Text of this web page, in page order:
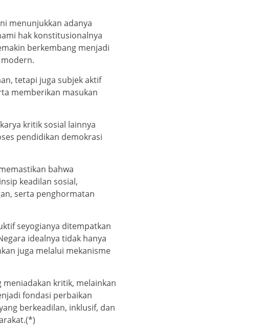
menunjukkan adanya
hak konstitusionalnya
berkembang menjadi
tetapi juga subjek aktif
memberikan masukan
kritik sosial lainnya
pendidikan demokrasi
bahwa
keadilan sosial,
serta penghormatan
seyogianya ditempatkan
idealnya tidak hanya
juga melalui mekanisme
kritik, melainkan
fondasi perbaikan
berkeadilan, inklusif, dan